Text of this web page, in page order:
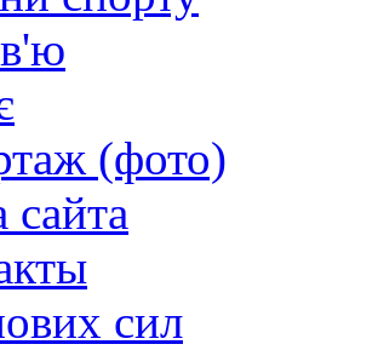
(фото)
сайта
сил